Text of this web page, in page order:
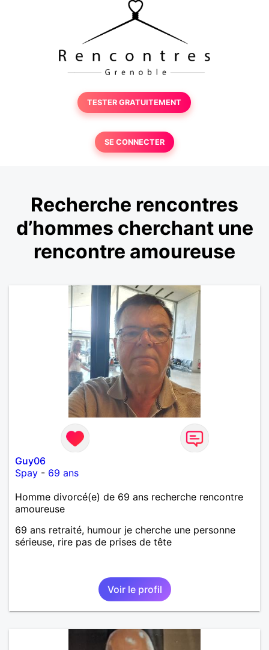
TESTER GRATUITEMENT
SE CONNECTER
Recherche rencontres
d’hommes cherchant une
rencontre amoureuse
Guy06
Spay - 69 ans
Homme divorcé(e) de 69 ans recherche rencontre
amoureuse
69 ans retraité, humour je cherche une personne
sérieuse, rire pas de prises de tête
Voir le profil